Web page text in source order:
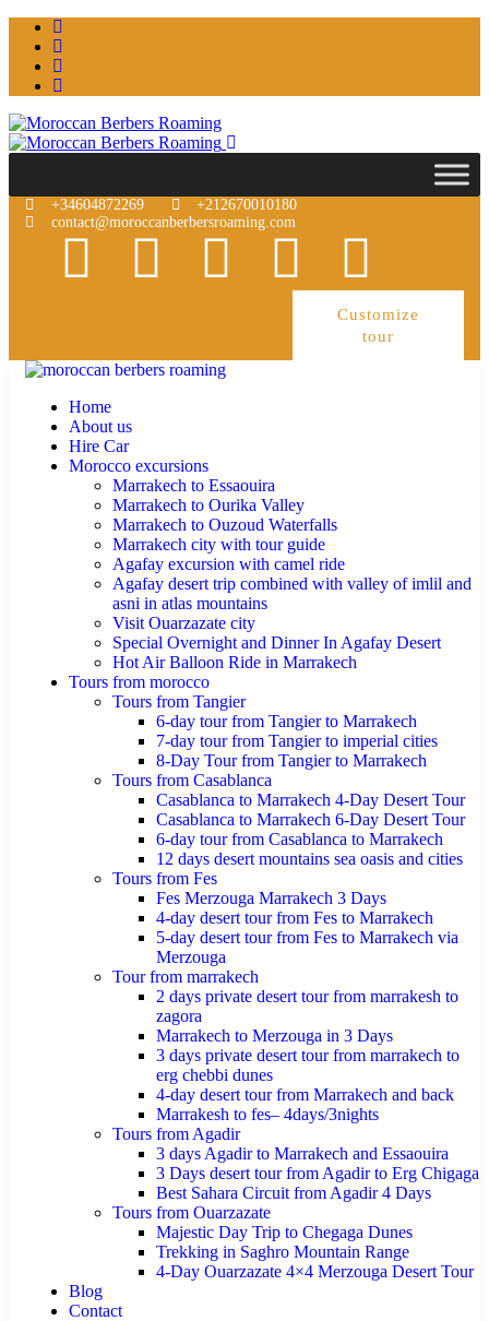
+34604872269
+212670010180
contact@moroccanberbersroaming.com
Customize
tour
Home
About us
Hire Car
Morocco excursions
Marrakech to Essaouira
Marrakech to Ourika Valley
Marrakech to Ouzoud Waterfalls
Marrakech city with tour guide
Agafay excursion with camel ride
Agafay desert trip combined with valley of imlil and
asni in atlas mountains
Visit Ouarzazate city
Special Overnight and Dinner In Agafay Desert
Hot Air Balloon Ride in Marrakech
Tours from morocco
Tours from Tangier
6-day tour from Tangier to Marrakech
7-day tour from Tangier to imperial cities
8-Day Tour from Tangier to Marrakech
Tours from Casablanca
Casablanca to Marrakech 4-Day Desert Tour
Casablanca to Marrakech 6-Day Desert Tour
6-day tour from Casablanca to Marrakech
12 days desert mountains sea oasis and cities
Tours from Fes
Fes Merzouga Marrakech 3 Days
4-day desert tour from Fes to Marrakech
5-day desert tour from Fes to Marrakech via
Merzouga
Tour from marrakech
2 days private desert tour from marrakesh to
zagora
Marrakech to Merzouga in 3 Days
3 days private desert tour from marrakech to
erg chebbi dunes
4-day desert tour from Marrakech and back
Marrakesh to fes– 4days/3nights
Tours from Agadir
3 days Agadir to Marrakech and Essaouira
3 Days desert tour from Agadir to Erg Chigaga
Best Sahara Circuit from Agadir 4 Days
Tours from Ouarzazate
Majestic Day Trip to Chegaga Dunes
Trekking in Saghro Mountain Range
4-Day Ouarzazate 4×4 Merzouga Desert Tour
Blog
Contact